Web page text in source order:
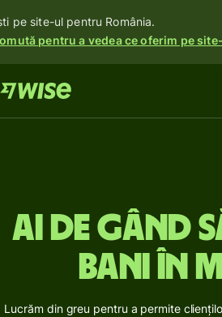
pe site-ul pentru România.
pentru a vedea ce oferim pe
Ai de gând
bani în
Lucrăm din greu pentru a permite